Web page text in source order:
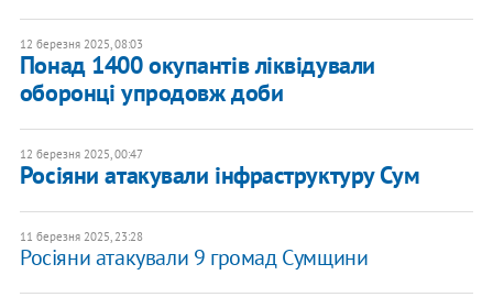
12 березня 2025, 08:03
​Понад 1400 окупантів ліквідували
оборонці упродовж доби
12 березня 2025, 00:47
Росіяни атакували інфраструктуру Сум
11 березня 2025, 23:28
​Росіяни атакували 9 громад Сумщини